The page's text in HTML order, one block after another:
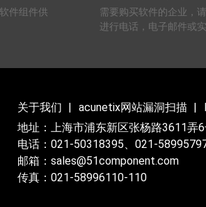
件组件供
需要购买软件的企业，
进行电话，电子邮件或实
关于我们 acunetix网站漏洞扫描
地址：上海市浦东新区张杨路3611弄
电话：021-50318395、021-
邮箱：sales@51component.com
传真：021-58996110-110